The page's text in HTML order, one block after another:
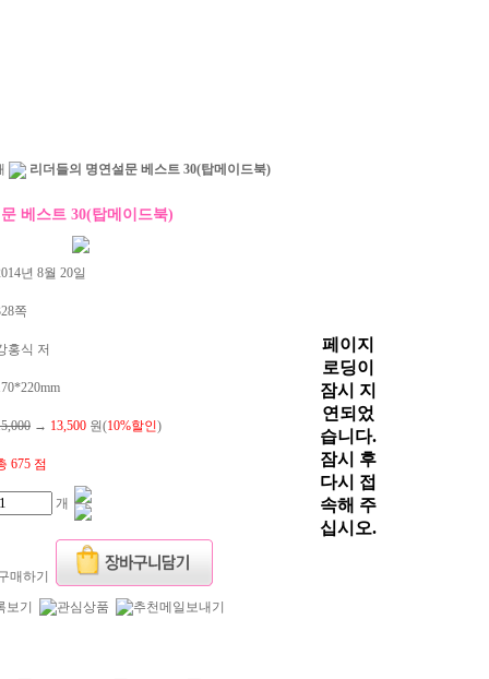
리더들의 명연설문 베스트 30(탑메이드북)
베스트 30(탑메이드북)
년 8월 20일
쪽
홍식 저
→ 13,500 원(10%할인)
675 점
개